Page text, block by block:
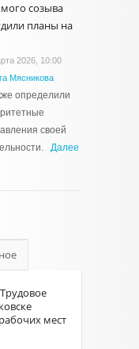
созыва
планы на
2026, 10:00
Мясникова
определили
своей
Далее
мест